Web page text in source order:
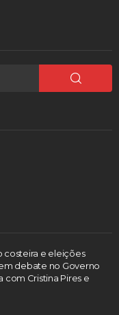
costeira e eleições
debate no Governo
com Cristina Pires e